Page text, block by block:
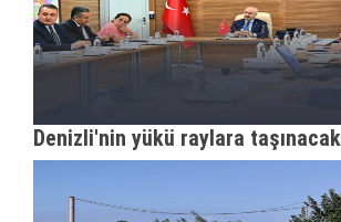
Denizli'nin yükü raylara taşınacak